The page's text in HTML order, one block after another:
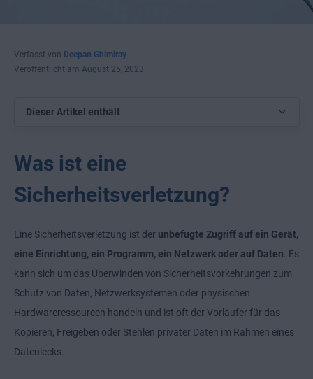
Verfasst von Deepan Ghimiray
Veröffentlicht am August 25, 2023
Dieser Artikel enthält
Was ist eine
Sicherheitsverletzung?
Eine Sicherheitsverletzung ist der unbefugte Zugriff auf ein Gerät,
eine Einrichtung, ein Programm, ein Netzwerk oder auf Daten. Es
kann sich um das Überwinden von Sicherheitsvorkehrungen zum
Schutz von Daten, Netzwerksystemen oder physischen
Hardwareressourcen handeln und ist oft der Vorläufer für das
Kopieren, Freigeben oder Stehlen privater Daten im Rahmen eines
Datenlecks.